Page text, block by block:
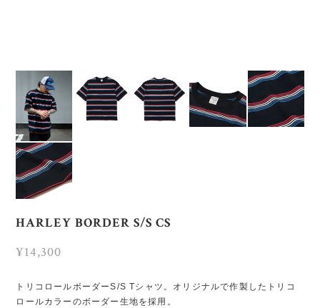
HARLEY BORDER S/S CS
¥14,300
トリコロールボーダーS/S Tシャツ。オリジナルで作製したトリコ
ロールカラーのボーダー生地を採用。